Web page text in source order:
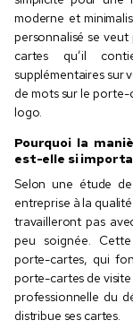
moderne et
personnalisé se
cartes qu’il
supplémentaires sur
de mots sur le
logo.
Pourquoi la
est-elle si
Selon une étude
entreprise à la
travailleront pas
peu soignée.
porte-cartes, qui
porte-cartes de
professionnelle du
distribue ses cartes.